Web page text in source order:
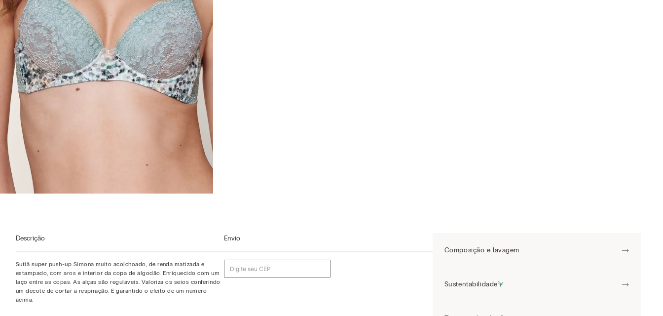
Descrição
Sutiã super push-up Simona muito acolchoado, de renda matizada e
estampado, com aros e interior da copa de algodão. Enriquecido com um
laço entre as copas. As alças são reguláveis. Valoriza os seios conferindo
um decote de cortar a respiração. É garantido o efeito de um número
acima.
Envio
Composição e lavagem
Sustentabilidade